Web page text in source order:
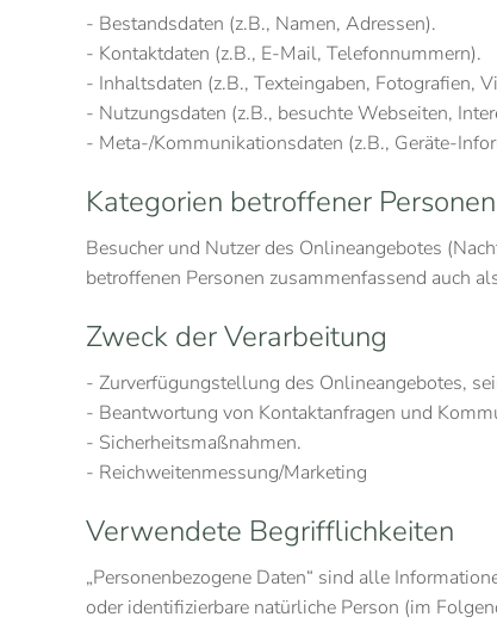
- Bestandsdaten (z.B., Namen, Adressen).
- Kontaktdaten (z.B., E-Mail, Telefonnummern).
- Inhaltsdaten (z.B., Texteingaben, Fotografien,
- Nutzungsdaten (z.B., besuchte Webseiten,
- Meta-/Kommunikationsdaten (z.B., Geräte-
Kategorien betroffener Personen
Besucher und Nutzer des Onlineangebotes
betroffenen Personen zusammenfassend auch
Zweck der Verarbeitung
- Zurverfügungstellung des Onlineangebotes,
- Beantwortung von Kontaktanfragen und
- Sicherheitsmaßnahmen.
- Reichweitenmessung/Marketing
Verwendete Begrifflichkeiten
„Personenbezogene Daten“ sind alle
oder identifizierbare natürliche Person (im